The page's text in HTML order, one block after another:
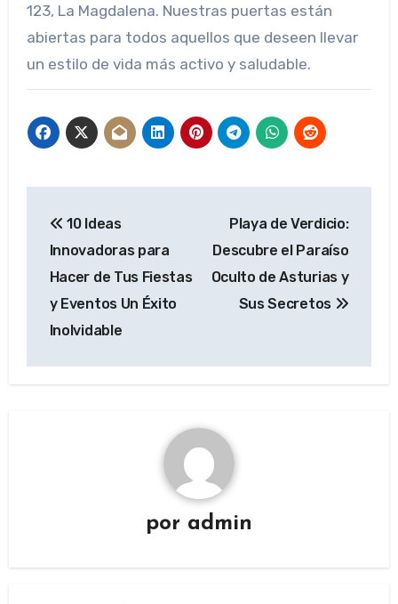
123, La Magdalena. Nuestras puertas están
abiertas para todos aquellos que deseen llevar
un estilo de vida más activo y saludable.
de
entradas
10 Ideas
Innovadoras para
Hacer de Tus Fiestas
y Eventos Un Éxito
Inolvidable
Playa de Verdicio:
Descubre el Paraíso
Oculto de Asturias y
Sus Secretos
por admin